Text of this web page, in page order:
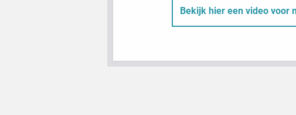
Bekijk hier een video voor